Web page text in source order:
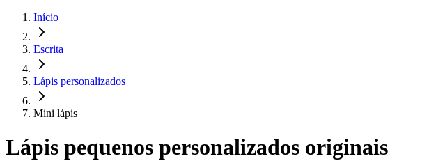
Início
Escrita
Lápis personalizados
Mini lápis
Lápis pequenos personalizados originais